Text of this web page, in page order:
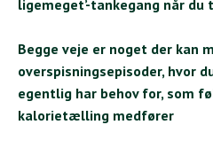
ligemeget’-tankegang når
Begge veje er noget der kan
overspisningsepisoder, hvor
egentlig har behov for, som
kalorietælling medfører